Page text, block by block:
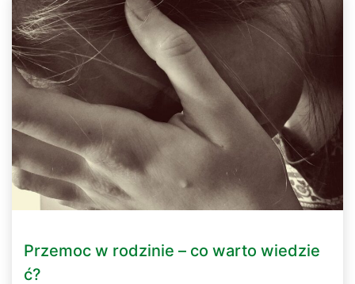
Przemoc w rodzinie – co warto wiedzie
ć?